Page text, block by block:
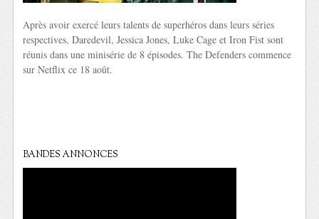
Après avoir exercé leurs talents de superhéros dans leurs séries
respectives, Daredevil, Jessica Jones, Luke Cage et Iron Fist sont
réunis dans une minisérie de 8 épisodes. The Defenders commence
sur Netflix ce 18 août.
BANDES ANNONCES